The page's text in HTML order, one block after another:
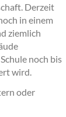
Derzeit
in einem
ziemlich
noch bis
wird.
oder